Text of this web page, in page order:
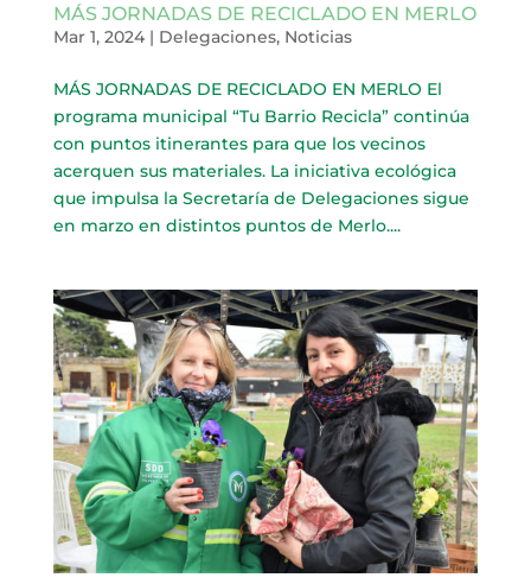
MÁS JORNADAS DE RECICLADO EN MERLO
Mar 1, 2024| Delegaciones, Noticias
MÁS JORNADAS DE RECICLADO EN MERLO El
programa municipal “Tu Barrio Recicla” continúa
con puntos itinerantes para que los vecinos
acerquen sus materiales. La iniciativa ecológica
que impulsa la Secretaría de Delegaciones sigue
en marzo en distintos puntos de Merlo....